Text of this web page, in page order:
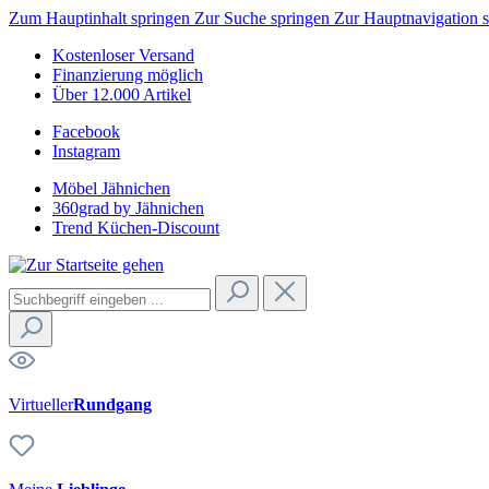
Zum Hauptinhalt springen Zur Suche springen Zur Hauptnavigation
Kostenloser Versand
Finanzierung möglich
Über 12.000 Artikel
Facebook
Instagram
Möbel Jähnichen
360grad by Jähnichen
Trend Küchen-Discount
VirtuellerRundgang